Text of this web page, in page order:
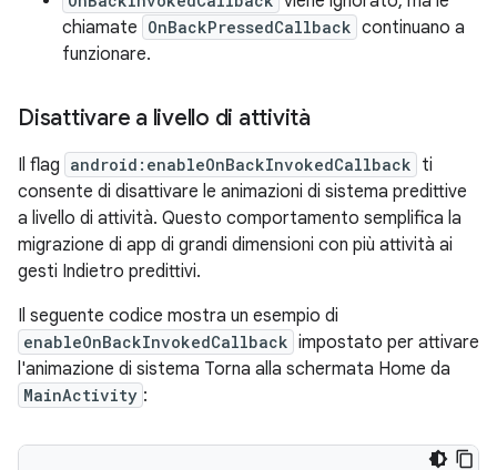
chiamate OnBackPressedCallback continuano a
funzionare.
Disattivare a livello di attività
Il flag android:enableOnBackInvokedCallback ti
consente di disattivare le animazioni di sistema predittive
a livello di attività. Questo comportamento semplifica la
migrazione di app di grandi dimensioni con più attività ai
gesti Indietro predittivi.
Il seguente codice mostra un esempio di
enableOnBackInvokedCallback impostato per attivare
l'animazione di sistema Torna alla schermata Home da
MainActivity :